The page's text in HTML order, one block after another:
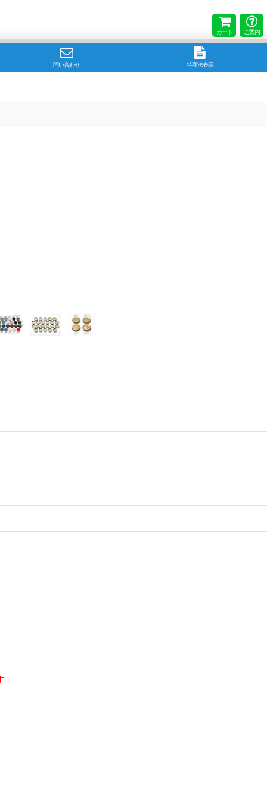
カート ご案内
問い合わせ 特商法表示